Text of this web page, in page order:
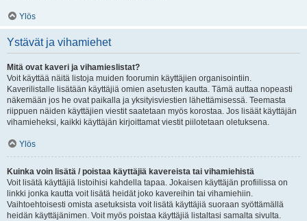
Ylös
Ystävät ja vihamiehet
Mitä ovat kaveri ja vihamieslistat?
Voit käyttää näitä listoja muiden foorumin käyttäjien organisointiin.
Kaverilistalle lisätään käyttäjiä omien asetusten kautta. Tämä auttaa nopeasti
näkemään jos he ovat paikalla ja yksityisviestien lähettämisessä. Teemasta
riippuen näiden käyttäjien viestit saatetaan myös korostaa. Jos lisäät käyttäjän
vihamieheksi, kaikki käyttäjän kirjoittamat viestit piilotetaan oletuksena.
Ylös
Kuinka voin lisätä / poistaa käyttäjiä kavereista tai vihamiehistä
Voit lisätä käyttäjiä listoihisi kahdella tapaa. Jokaisen käyttäjän profiilissa on
linkki jonka kautta voit lisätä heidät joko kavereihin tai vihamiehiin.
Vaihtoehtoisesti omista asetuksista voit lisätä käyttäjiä suoraan syöttämällä
heidän käyttäjänimen. Voit myös poistaa käyttäjiä listaltasi samalta sivulta.